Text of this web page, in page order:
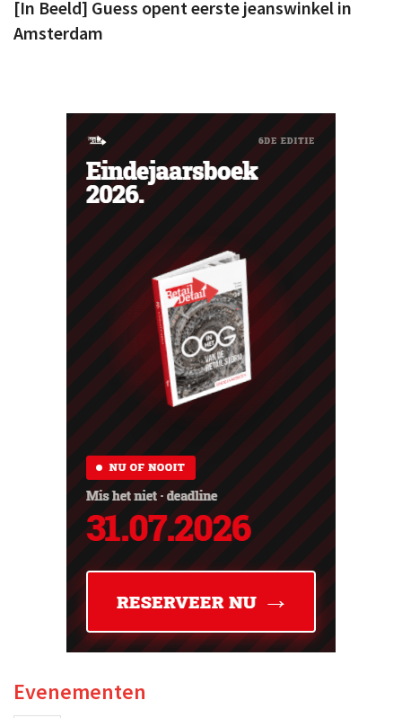
[In Beeld] Guess opent eerste jeanswinkel in
Amsterdam
Evenementen